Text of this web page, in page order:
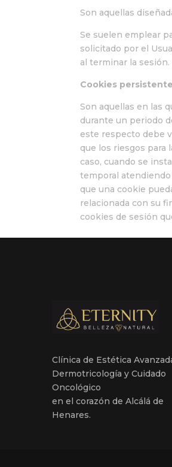
Son aquellas
Se suelen emplear
solicitado por el
al terminar la sesión.
Cookies
Son aquellas en las
durante un periodo
este respecto debe
que los riesgos para
caso, cuando se
temporal atendiendo
que una cookie
relacionada con su
cookies de sesión
Clínica de Estética
Dermotricología y Cuidado
Oncológico
en el corazón de Alcálá de
Henares.